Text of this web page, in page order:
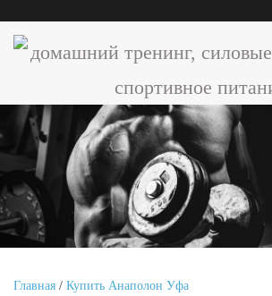
Главная / Купить Анаполон Уфа